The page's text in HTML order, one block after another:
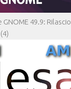
GNOME 49.9: Rilascio
(4)